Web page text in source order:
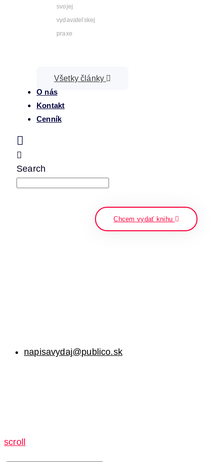
svojej
vydavateľskej
praxe
Všetky články
O nás
Kontakt
Cenník
Search
Chcem vydať knihu
napisavydaj@publico.sk
scroll